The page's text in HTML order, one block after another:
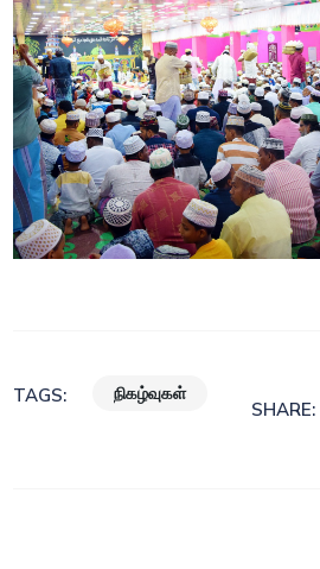
TAGS: நிகழ்வுகள்
SHARE: